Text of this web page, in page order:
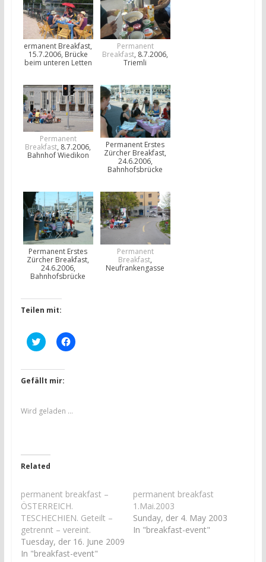
ermanent Breakfast,
15.7.2006, Brücke
beim unteren Letten
Permanent
Breakfast, 8.7.2006,
Triemli
Permanent
Breakfast, 8.7.2006,
Bahnhof Wiedikon
Permanent Erstes
Zürcher Breakfast,
24.6.2006,
Bahnhofsbrücke
Permanent Erstes
Zürcher Breakfast,
24.6.2006,
Bahnhofsbrücke
Permanent
Breakfast,
Neufrankengasse
Teilen mit:
K
l
k
,
u
b
e
t
t
e
u
t
e
i
e
n
(
W
K
l
f
u
e
i
e
n
W
Gefällt mir:
Wird geladen …
Related
permanent breakfast –
ÖSTERREICH.
TESCHECHIEN. Geteilt –
getrennt – vereint.
Tuesday, der 16. June 2009
In "breakfast-event"
permanent breakfast
1.Mai.2003
Sunday, der 4. May 2003
In "breakfast-event"